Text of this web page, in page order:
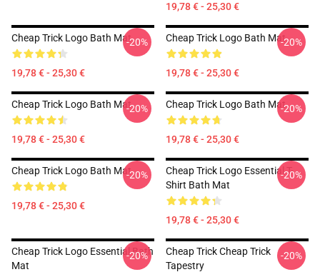
19,78 € - 25,30 €
Cheap Trick Logo Bath Mat
19,78 € - 25,30 €
-20% Cheap Trick Logo Bath Mat
19,78 € - 25,30 €
-20%
Cheap Trick Logo Bath Mat
19,78 € - 25,30 €
-20% Cheap Trick Logo Bath Mat
19,78 € - 25,30 €
-20%
Cheap Trick Logo Bath Mat
19,78 € - 25,30 €
-20%
Cheap Trick Logo Essential T-
Shirt Bath Mat
19,78 € - 25,30 €
-20%
Cheap Trick Logo Essential Bath
Mat
-20%
Cheap Trick Cheap Trick
Tapestry
-20%